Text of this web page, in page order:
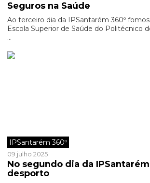
Seguros na Saúde
Ao terceiro dia da IPSantarém 360º
Escola Superior de Saúde do Politécnico
...
IPSantarém 360º
09 julho 2025
No segundo dia da
desporto